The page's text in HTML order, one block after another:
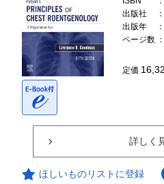
出版社
出版年
ページ数
定価
詳しく
ほしいものリストに登録